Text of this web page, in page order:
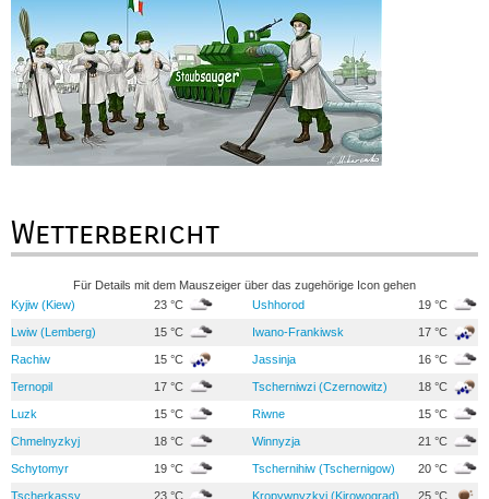
Wetterbericht
Für Details mit dem Mauszeiger über das zugehörige Icon gehen
Kyjiw (Kiew)
23 °C Ushhorod 19 °C
Lwiw (Lemberg) 15 °C Iwano-Frankiwsk 17 °C
Rachiw 15 °C Jassinja 16 °C
Ternopil 17 °C Tscherniwzi (Czernowitz) 18 °C
Luzk 15 °C Riwne 15 °C
Chmelnyzkyj 18 °C Winnyzja 21 °C
Schytomyr 19 °C Tschernihiw (Tschernigow) 20 °C
Tscherkassy 23 °C Kropywnyzkyj (Kirowograd) 25 °C